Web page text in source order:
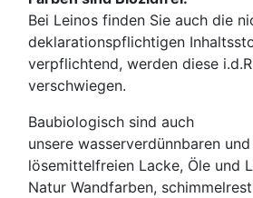
Bei Leinos finden Sie auch die
deklarationspflichtigen
verpflichtend, werden diese
verschwiegen.
Baubiologisch sind auch
unsere wasserverdünnbaren
lösemittelfreien Lacke, Öle und
Natur Wandfarben,